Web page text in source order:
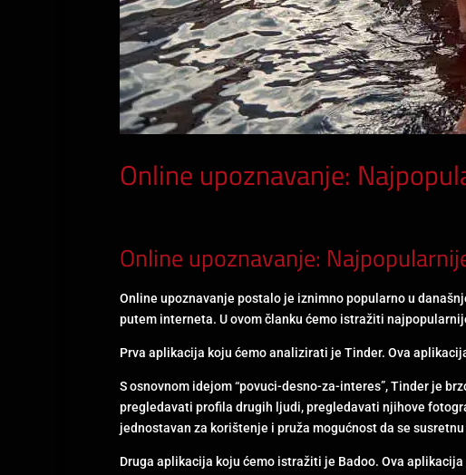
Online upoznavanje:
Online upoznavanje:
Online upoznavanje postalo je iznimno popularno u
putem interneta. U ovom članku ćemo istražiti
Prva aplikacija koju ćemo analizirati je Tinder. Ova
S osnovnom idejom “povuci-desno-za-interes”, Tinder je
pregledavati profila drugih ljudi, pregledavati njihove
jednostavan za korištenje i pruža mogućnost da se
Druga aplikacija koju ćemo istražiti je Badoo. Ova